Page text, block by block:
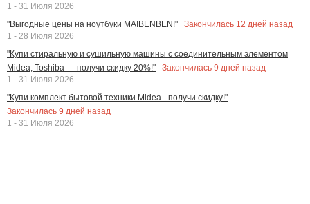
1 - 31 Июля 2026
"Выгодные цены на ноутбуки MAIBENBEN!"
Закончилась 12 дней назад
1 - 28 Июля 2026
"Купи стиральную и сушильную машины с соединительным элементом
Midea, Toshiba — получи скидку 20%!"
Закончилась 9 дней назад
1 - 31 Июля 2026
"Купи комплект бытовой техники Midea - получи скидку!"
Закончилась 9 дней назад
1 - 31 Июля 2026